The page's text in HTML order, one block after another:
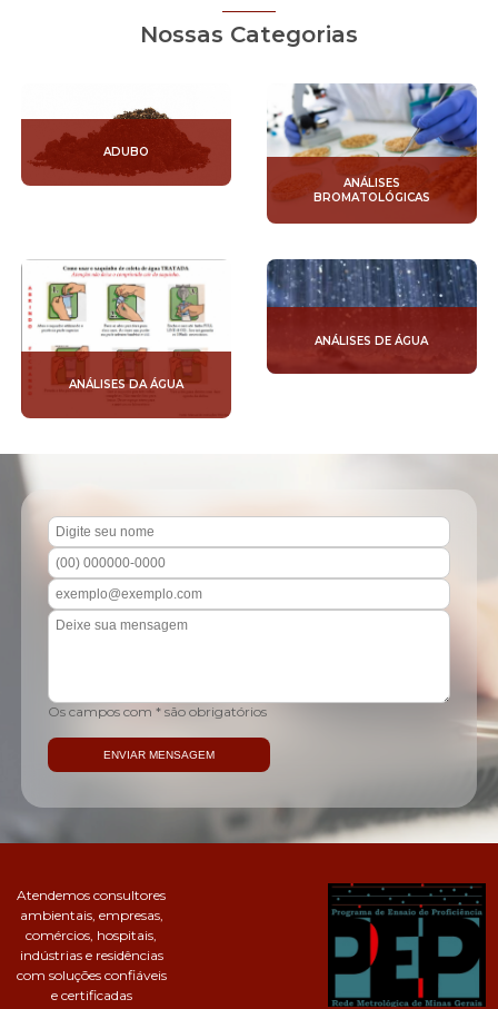
Nossas Categorias
ADUBO
ANÁLISES
BROMATOLÓGICAS
ANÁLISES DA ÁGUA
ANÁLISES DE ÁGUA
Os campos com * são obrigatórios
Atendemos consultores
ambientais, empresas,
comércios, hospitais,
indústrias e residências
com soluções confiáveis
e certificadas